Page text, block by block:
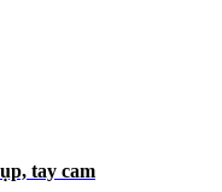
tay cam